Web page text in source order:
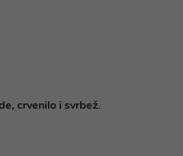
crvenilo i svrbež.